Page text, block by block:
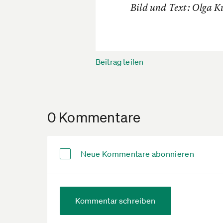
Bild und Text: Olga
Beitrag teilen
0 Kommentare
Neue Kommentare abonnieren
Kommentar schreiben